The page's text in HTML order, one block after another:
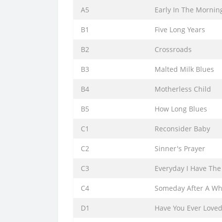
A5 Early In The
B1 Five Long Years
B2 Crossroads
B3 Malted Milk Blues
B4 Motherless Child
B5 How Long Blues
C1 Reconsider Baby
C2 Sinner's Prayer
C3 Everyday I Have
C4 Someday After A
D1 Have You Ever